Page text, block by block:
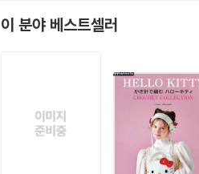
이 분야 베스트셀러